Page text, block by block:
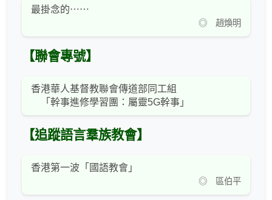
最掛念的⋯⋯
◎ 趙煥明
【聯會專號】
香港華人基督教聯會傳道部同工組
「幹事進修學習團：屬靈5G幹事」
【追蹤語言羣族教會】
香港第一波「國語教會」
◎ 區伯平